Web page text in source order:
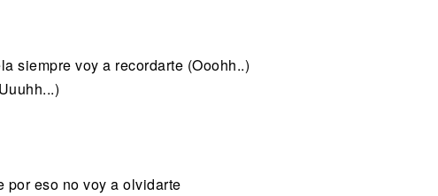
siempre voy a recordarte (Ooohh..)
por eso no voy a olvidarte